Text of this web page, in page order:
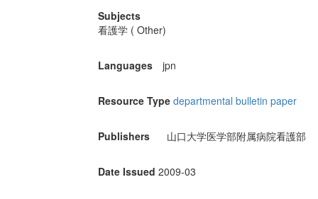
Subjects
看護学 ( Other)
Languages jpn
Resource Type departmental bulletin paper
Publishers 山口大学医学部附属病院看護部
Date Issued 2009-03